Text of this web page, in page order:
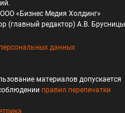
«Бизнес Медия Холдинг»
(главный редактор) А.В.
данных
материалов допускается
правил перепечатки